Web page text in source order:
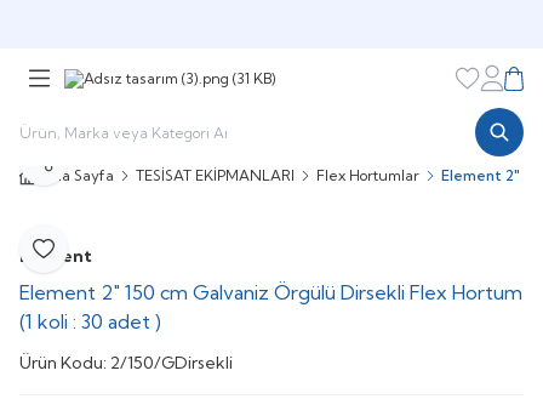
Favorilerim
Ana Sayfa TESİSAT EKİPMANLARI Flex Hortumlar Element 2"
Favoriye Ekle
Paylaş
Element
Element 2" 150 cm Galvaniz Örgülü Dirsekli Flex Hortum
(1 koli : 30 adet )
Ürün Kodu: 2/150/GDirsekli